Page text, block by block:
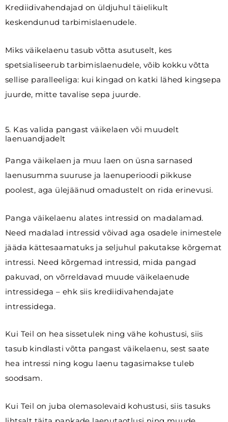
Krediidivahendajad on üldjuhul täielikult
keskendunud tarbimislaenudele.
Miks väikelaenu tasub võtta asutuselt, kes
spetsialiseerub tarbimislaenudele, võib kokku võtta
sellise paralleeliga: kui kingad on katki lähed kingsepa
juurde, mitte tavalise sepa juurde.
5. Kas valida pangast väikelaen või muudelt
laenuandjadelt
Panga väikelaen ja muu laen on üsna sarnased
laenusumma suuruse ja laenuperioodi pikkuse
poolest, aga ülejäänud omadustelt on rida erinevusi.
Panga väikelaenu alates intressid on madalamad.
Need madalad intressid võivad aga osadele inimestele
jääda kättesaamatuks ja seljuhul pakutakse kõrgemat
intressi. Need kõrgemad intressid, mida pangad
pakuvad, on võrreldavad muude väikelaenude
intressidega – ehk siis krediidivahendajate
intressidega.
Kui Teil on hea sissetulek ning vähe kohustusi, siis
tasub kindlasti võtta pangast väikelaenu, sest saate
hea intressi ning kogu laenu tagasimakse tuleb
soodsam.
Kui Teil on juba olemasolevaid kohustusi, siis tasuks